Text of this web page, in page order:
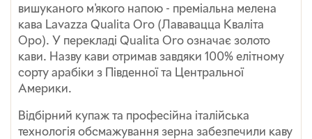
вишуканого м'якого напою - преміальна мелена
кава Lavazza Qualita Oro (Лававацца Кваліта
Оро). У перекладі Qualita Oro означає золото
кави. Назву кави отримав завдяки 100% елітному
сорту арабіки з Південної та Центральної
Америки.
Відбірний купаж та професійна італійська
технологія обсмажування зерна забезпечили каву